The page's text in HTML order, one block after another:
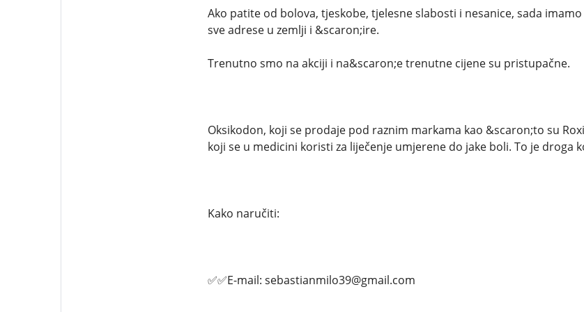
Ako patite od bolova, tjeskobe, tjelesne slabosti i nesanice, sada
sve adrese u zemlji i &scaron;ire.
Trenutno smo na akciji i na&scaron;e trenutne cijene su pristupačne.
Oksikodon, koji se prodaje pod raznim markama kao &scaron;to su
koji se u medicini koristi za liječenje umjerene do jake boli. To je droga
Kako naručiti:
✅✅E-mail: sebastianmilo39@gmail.com